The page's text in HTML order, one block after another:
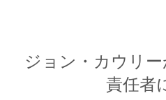
ジョン・カウリ
責任者